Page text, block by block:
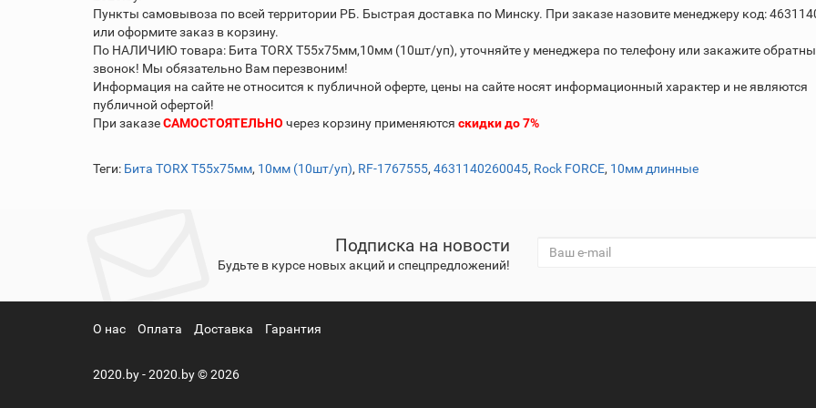
Пункты самовывоза по всей территории РБ. Быстрая доставка по Минску. При заказе назовите менеджеру код:
или оформите заказ в корзину.
По НАЛИЧИЮ товара: Бита TORX T55х75мм,10мм (10шт/уп), уточняйте у менеджера по телефону или закажите
звонок! Мы обязательно Вам перезвоним!
Информация на сайте не относится к публичной оферте, цены на сайте носят информационный характер и не являются
публичной офертой!
При заказеСАМОСТОЯТЕЛЬНО через корзину применяются скидки до 7%
Теги: Бита TORX T55х75мм, 10мм (10шт/уп), RF-1767555, 4631140260045, Rock FORCE, 10мм длинные
Подписка на новости
Будьте в курсе новых акций и спецпредложений!
О нас Оплата Доставка Гарантия
2020.by - 2020.by © 2026